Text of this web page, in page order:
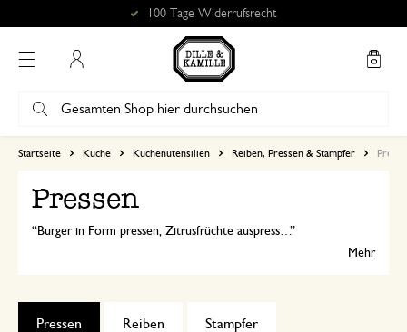
Kostenlose Abholung in unseren Geschäften*
Startseite Küche Küchenutensilien Reiben, Pressen & Stampfer
Pressen
Burger in Form pressen, Zitrusfrüchte auspressen oder feines Püree mithilfe der Kartoffelpresse zubereiten. Pressen sind zeitsparende Küchenhelfer, die in keinen Haushalt fehlen sollten.
Mehr
Reiben
Pressen Stampfer